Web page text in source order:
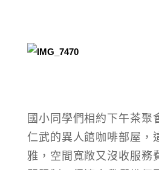
國小同學們相約下午茶聚
仁武的異人館咖啡部屋，
雅， 空間寬敞又沒收服務